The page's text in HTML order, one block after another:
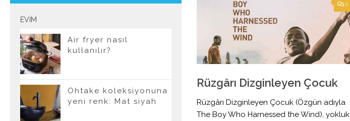
0
Rüzgârı Dizginleyen Çocuk
Rüzgârı Dizginleyen Çocuk (Özgün adıyla
The Boy Who Harnessed the Wind), yokluk,
EVIM
Air fryer nasıl
kullanılır?
Ohtake koleksiyonuna
yeni renk: Mat siyah